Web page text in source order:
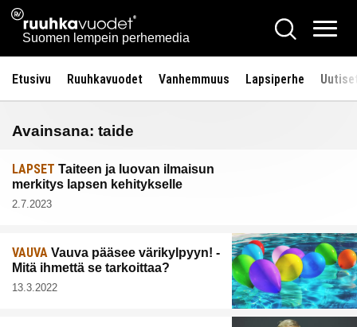
Siirry
sisältöön
Ruuhkavuodet.fi
Suomen lempein perhemedia
Hae
Etusivu Ruuhkavuodet Vanhemmuus Lapsiperhe
Avainsana: taide
LAPSET Taiteen ja luovan ilmaisun
merkitys lapsen kehitykselle
2.7.2023
VAUVA Vauva pääsee värikylpyyn! -
Mitä ihmettä se tarkoittaa?
13.3.2022